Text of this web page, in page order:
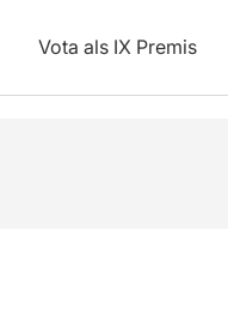
Vota als IX Premis